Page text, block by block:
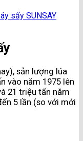
sấy SUNSAY
sản lượng lúa
vào năm 1975 lên
21 triệu tấn năm
5 lần (so với mới